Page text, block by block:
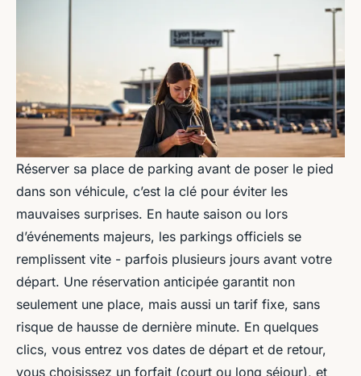
Réserver sa place de parking avant de poser le pied
dans son véhicule, c’est la clé pour éviter les
mauvaises surprises. En haute saison ou lors
d’événements majeurs, les parkings officiels se
remplissent vite - parfois plusieurs jours avant votre
départ. Une réservation anticipée garantit non
seulement une place, mais aussi un tarif fixe, sans
risque de hausse de dernière minute. En quelques
clics, vous entrez vos dates de départ et de retour,
vous choisissez un forfait (court ou long séjour), et